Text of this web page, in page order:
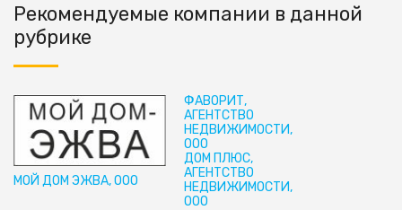
Рекомендуемые компании в данной
рубрике
МОЙ ДОМ ЭЖВА, ООО
ФАВОРИТ,
АГЕНТСТВО
НЕДВИЖИМОСТИ,
ООО
ДОМ ПЛЮС,
АГЕНТСТВО
НЕДВИЖИМОСТИ,
ООО